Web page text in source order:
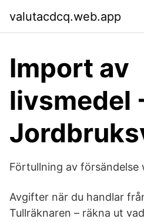
valutacdcq.web.app
Import av
livsmedel
Förtullning av försändelse
Avgifter när du handlar
Tullräknaren – räkna ut